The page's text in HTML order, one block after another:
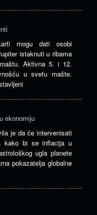
mogu dati osobi
istaknuti u ribama
Aktivna 5. i 12.
u svetu mašte.
ekonomiju
je da će intervenisati
kako bi se inflacija u
ugla planete
pokazatelja globalne